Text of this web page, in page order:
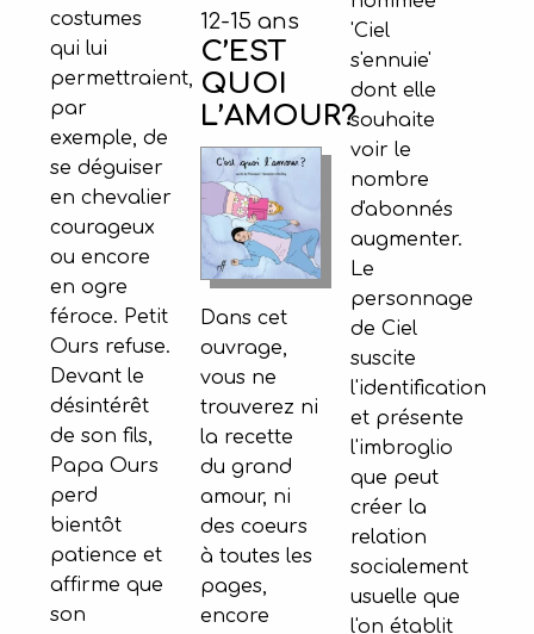
costumes
qui lui
permettraient,
par
exemple, de
se déguiser
en chevalier
courageux
ou encore
en ogre
féroce. Petit
Ours refuse.
Devant le
désintérêt
de son fils,
Papa Ours
perd
bientôt
patience et
affirme que
son
12-15 ans
C’EST
QUOI
L’AMOUR?
Dans cet
ouvrage,
vous ne
trouverez ni
la recette
du grand
amour, ni
des coeurs
à toutes les
pages,
encore
'Ciel
s'ennuie'
dont elle
souhaite
voir le
nombre
d'abonnés
augmenter.
Le
personnage
de Ciel
suscite
l'identification
et présente
l'imbroglio
que peut
créer la
relation
socialement
usuelle que
l'on établit